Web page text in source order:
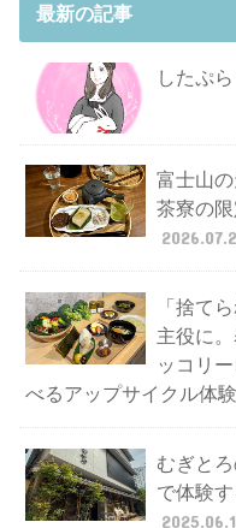
最新の記事
したぷら
富士山
茶寮の
「捨て
主役に
ッコリ
べるアップサイクル体験
むぎと
で体験